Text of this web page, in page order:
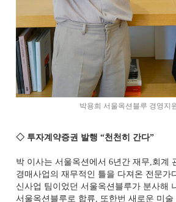
박용희 서울옥션블루 경영지
◇ 투자계약증권 발행 “천천히 간다”
박 이사는 서울옥션에서 6년간 재무,회계
경매사업의 재무적인 틀을 다져온 전문가
신사업 팀이었던 서울옥션블루가 분사해
서울옥션블루로 합류, 또한번 새로운 미